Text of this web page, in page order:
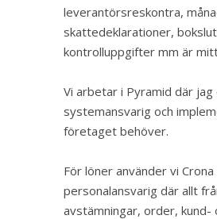
leverantörsreskontra,
skattedeklarationer,
kontrolluppgifter mm är
Vi arbetar i Pyramid där jag
systemansvarig och
företaget behöver.
För löner använder vi Crona
personalansvarig där allt
avstämningar, order, kund-